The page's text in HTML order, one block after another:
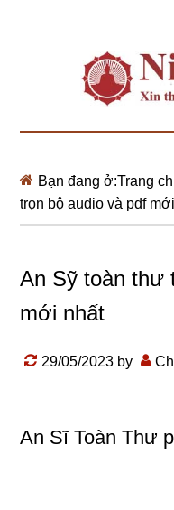
Bạn đang ở:Trang
trọn bộ audio và pdf
An Sỹ toàn thư
mới nhất
29/05/2023 by
An Sĩ Toàn Thư